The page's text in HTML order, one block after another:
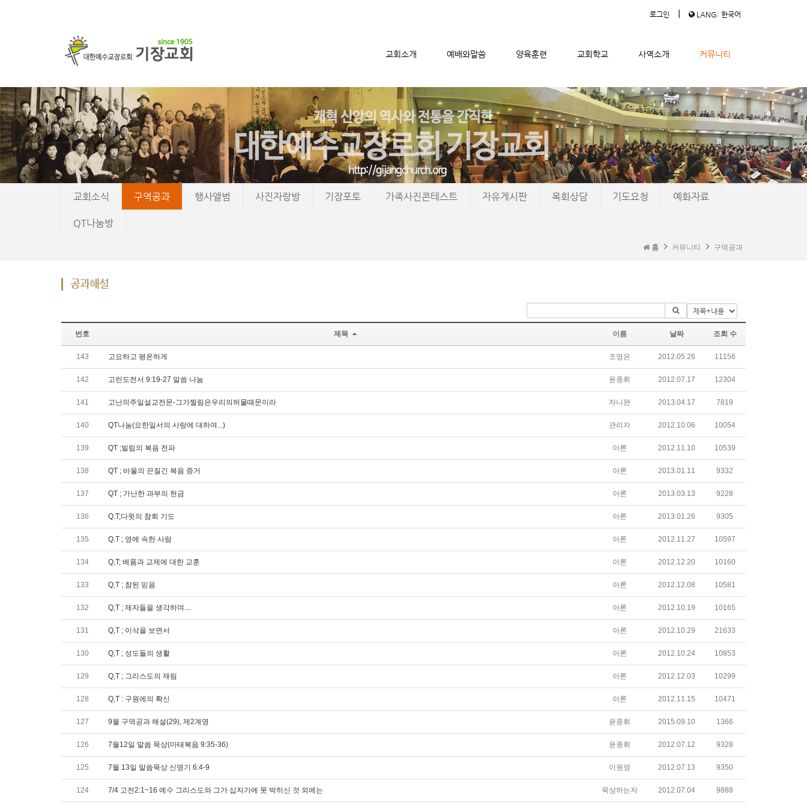
로그인 | LANG: 한국어
교회소개 예배와말씀 양육훈련 교회학교 사역소개 커뮤니티
메뉴 건너뛰기
교회소식 구역공과 행사앨범 사진자랑방 기장포토 가족사진콘테스트 자유게시판 목회상담 기도요청 예화자료
QT나눔방
홈 커뮤니티 구역공과
공과해설
번호 제목 이름 날짜 조회 수
143 고요하고 평온하게 조영은 2012.05.26 11156
142 고린도전서 9:19-27 말씀 나눔 윤종휘 2012.07.17 12304
141 고난의주일설교전문-그가찔림은우리의허물때문이라 자니완 2013.04.17 7819
140 QT나눔(요한일서의 사랑에 대하여...) 관리자 2012.10.06 10054
139 QT ;빌립의 복음 전파 아론 2012.11.10 10539
138 QT ; 바울의 끈질긴 복음 증거 아론 2013.01.11 9332
137 QT ; 가난한 과부의 헌금 아론 2013.03.13 9228
136 Q.T;다윗의 참회 기도 아론 2013.01.26 9305
135 Q.T ; 영에 속한 사람 아론 2012.11.27 10597
134 Q,T; 베품과 교제에 대한 교훈 아론 2012.12.20 10160
133 Q,T ; 참된 믿음 아론 2012.12.08 10581
132 Q,T ; 제자들을 생각하며.... 아론 2012.10.19 10165
131 Q,T ; 이삭을 보면서 아론 2012.10.29 21633
130 Q,T ; 성도들의 생활 아론 2012.10.24 10853
129 Q,T ; 그리스도의 재림 아론 2012.12.03 10299
128 Q,T : 구원에의 확신 아론 2012.11.15 10471
127 9월 구역공과 해설(29), 제2계명 윤종휘 2015.09.10 1366
126 7월12일 말씀 묵상(마태복음 9:35-36) 윤종휘 2012.07.12 9328
125 7월 13일 말씀묵상 신명기 6:4-9 이원영 2012.07.13 9350
124 7/4 고전2:1~16 예수 그리스도와 그가 십자가에 못 박히신 것 외에는 묵상하는자 2012.07.04 9888